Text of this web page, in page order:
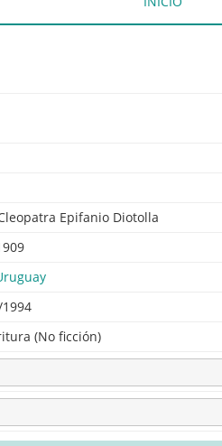
Epifanio Diotolla
(No ficción)